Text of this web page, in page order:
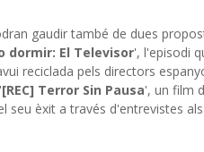
gaudir també de dues
dormir: El Televisor', l'episodi
reciclada pels directors
[REC] Terror Sin Pausa', un film
seu èxit a través d'entrevistes